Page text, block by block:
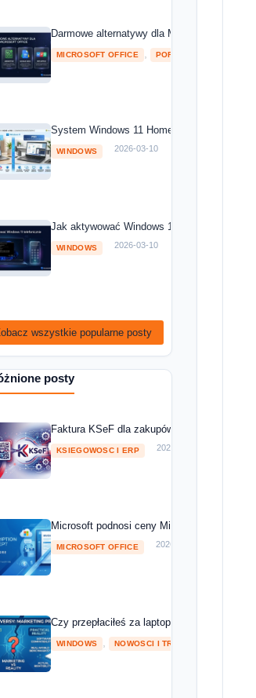
Darmowe alternatywy dla Microsoft Office —
MICROSOFT OFFICE POROWNANIA I RANKINGI
System Windows 11 Home vs Windows 11
WINDOWS 2026-03-10
Jak aktywować Windows 11 telefonicznie —
WINDOWS 2026-03-10
wszystkie popularne posty
posty
Faktura KSeF dla zakupów Microsoft 2026
KSIEGOWOSC I ERP 2026-05-01
Microsoft podnosi ceny Microsoft 365 o 13-
MICROSOFT OFFICE 2026-04-08
Czy przepłaciłeś za laptopa z NPU?
WINDOWS NOWOSCI I TRENDY